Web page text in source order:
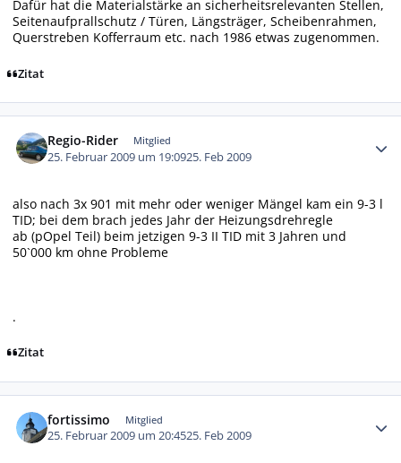
Dafür hat die Materialstärke an sicherheitsrelevanten Stellen,
Seitenaufprallschutz / Türen, Längsträger, Scheibenrahmen,
Querstreben Kofferraum etc. nach 1986 etwas zugenommen.
Zitat
Regio-Rider Mitglied
25. Februar 2009 um 19:0925. Feb 2009
also nach 3x 901 mit mehr oder weniger Mängel kam ein 9-3 l
TID; bei dem brach jedes Jahr der Heizungsdrehregle
ab (pOpel Teil) beim jetzigen 9-3 II TID mit 3 Jahren und
50`000 km ohne Probleme
.
Zitat
fortissimo Mitglied
25. Februar 2009 um 20:4525. Feb 2009